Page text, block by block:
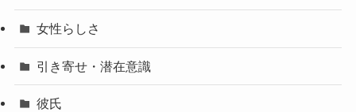
女性らしさ
引き寄せ・潜在意識
彼氏